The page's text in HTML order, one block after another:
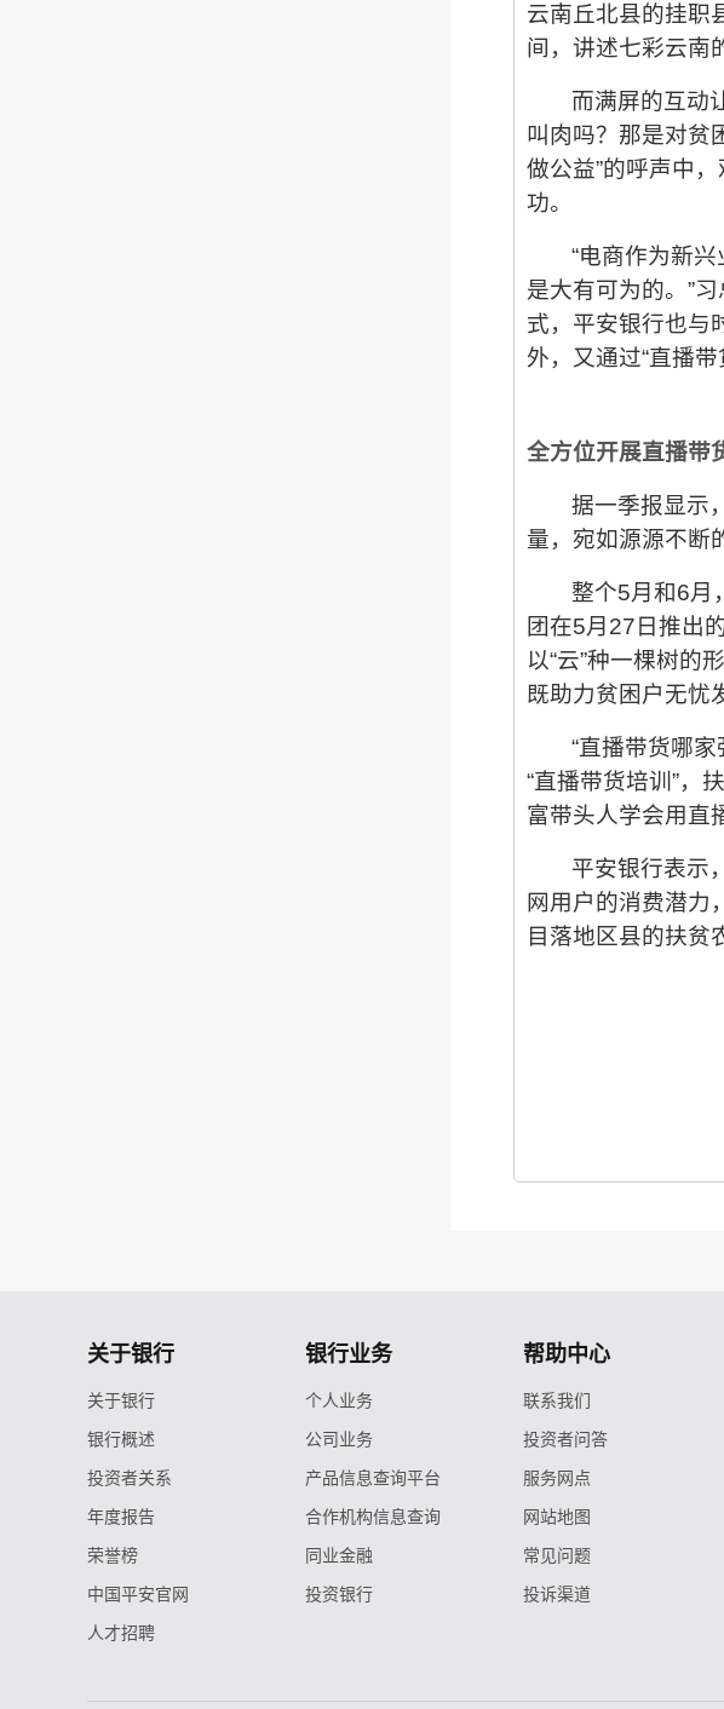
云南丘北县的挂职
间，讲述七彩云南
而满屏的互动
叫肉吗？那是对贫
做公益”的呼声中
功。
“电商作为新
是大有可为的。”
式，平安银行也与
外，又通过“直播带
全方位开展直播带
据一季报显示
量，宛如源源不断
整个5月和6月
团在5月27日推出
以“云”种一棵树的
既助力贫困户无忧
“直播带货哪
“直播带货培训”，
富带头人学会用直
平安银行表示
网用户的消费潜力
目落地区县的扶贫
关于银行
关于银行
银行概述
投资者关系
年度报告
荣誉榜
中国平安官网
人才招聘
银行业务
个人业务
公司业务
产品信息查询平台
合作机构信息查询
同业金融
投资银行
帮助中心
联系我们
投资者问答
服务网点
网站地图
常见问题
投诉渠道